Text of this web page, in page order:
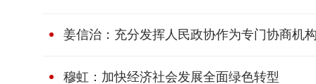
姜信治：充分发挥人民政协作为专门协商机
穆虹：加快经济社会发展全面绿色转型